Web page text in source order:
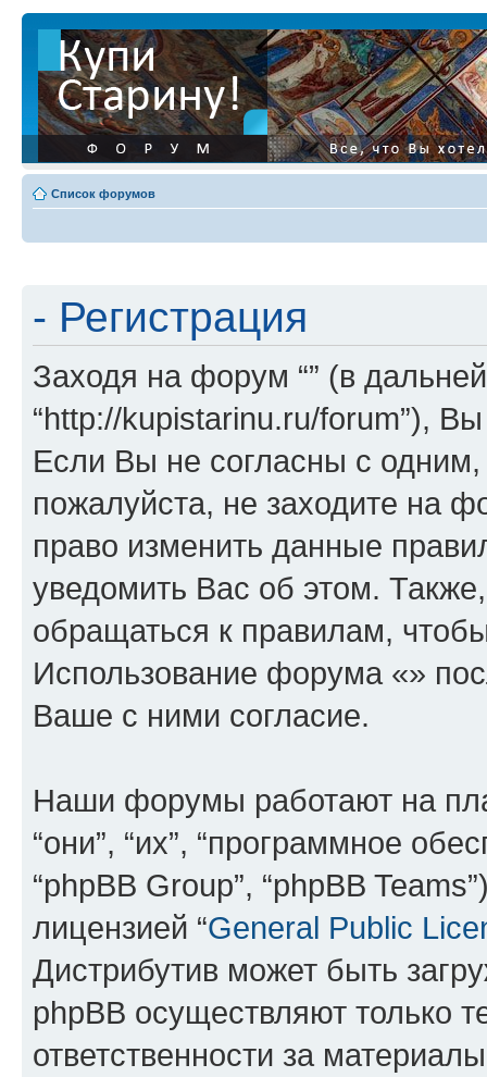
Список форумов
- Регистрация
Заходя на форум “” (в
“http://kupistarinu.ru/forum”),
Если Вы не согласны с
пожалуйста, не заходите на
право изменить данные
уведомить Вас об этом.
обращаться к правилам,
Использование форума «»
Ваше с ними согласие.
Наши форумы работают на
“они”, “их”, “программное
“phpBB Group”, “phpBB
лицензией “General Public
Дистрибутив может быть
phpBB осуществляют только
ответственности за